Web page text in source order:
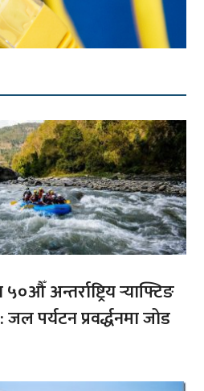
५०औँ अन्तर्राष्ट्रिय र्‍याफ्टिङ
पर्यटन प्रवर्द्धनमा जोड